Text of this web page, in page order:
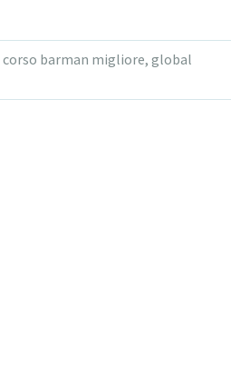
corso barman migliore, global